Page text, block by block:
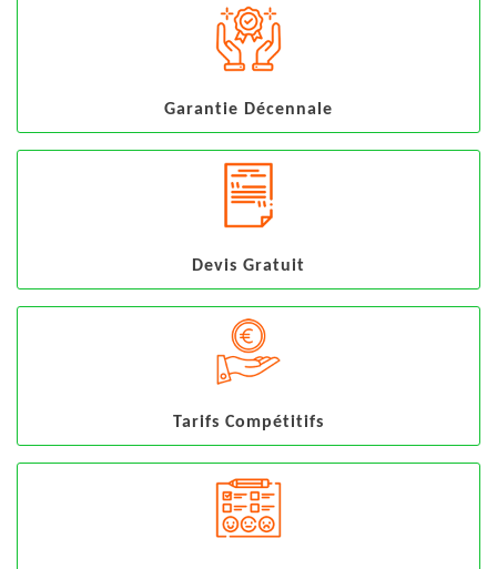
Garantie Décennale
Devis Gratuit
Tarifs Compétitifs